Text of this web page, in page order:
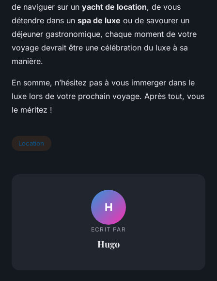
de naviguer sur un yacht de location, de vous
détendre dans un spa de luxe ou de savourer un
déjeuner gastronomique, chaque moment de votre
voyage devrait être une célébration du luxe à sa
manière.
En somme, n’hésitez pas à vous immerger dans le
luxe lors de votre prochain voyage. Après tout, vous
le méritez !
Location
H
ECRIT PAR
Hugo